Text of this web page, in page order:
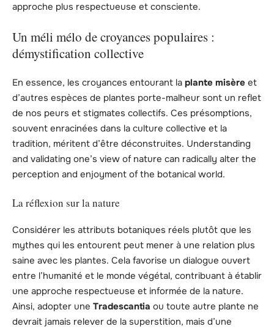
approche plus respectueuse et consciente.
Un méli mélo de croyances populaires :
démystification collective
En essence, les croyances entourant la plante misère et
d’autres espèces de plantes porte-malheur sont un reflet
de nos peurs et stigmates collectifs. Ces présomptions,
souvent enracinées dans la culture collective et la
tradition, méritent d’être déconstruites. Understanding
and validating one’s view of nature can radically alter the
perception and enjoyment of the botanical world.
La réflexion sur la nature
Considérer les attributs botaniques réels plutôt que les
mythes qui les entourent peut mener à une relation plus
saine avec les plantes. Cela favorise un dialogue ouvert
entre l’humanité et le monde végétal, contribuant à établir
une approche respectueuse et informée de la nature.
Ainsi, adopter une Tradescantia ou toute autre plante ne
devrait jamais relever de la superstition, mais d’une